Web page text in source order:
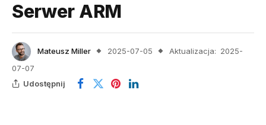
Serwer ARM
Mateusz Miller 2025-07-05 Aktualizacja: 2025-
07-07
Udostępnij